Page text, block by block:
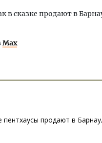
в сказке продают в
Max
продают в